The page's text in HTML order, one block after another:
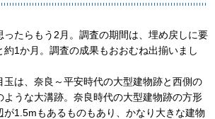
ったらもう2月。調査の期間は、埋め戻しに要
1か月。調査の成果もおおむね出揃いまし
玉は、奈良～平安時代の大型建物跡と西側の
ような大溝跡。奈良時代の大型建物跡の方形
が1.5mもあるものもあり、かなり大きな建物